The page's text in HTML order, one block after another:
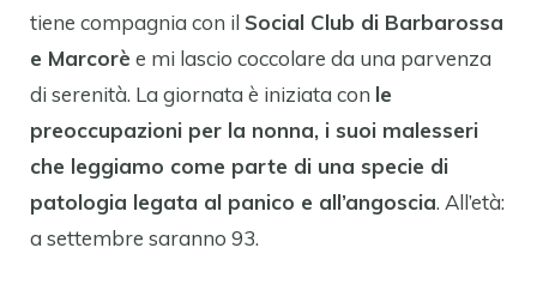
tiene compagnia con il Social Club di Barbarossa
e Marcorè e mi lascio coccolare da una parvenza
di serenità. La giornata è iniziata con le
preoccupazioni per la nonna, i suoi malesseri
che leggiamo come parte di una specie di
patologia legata al panico e all’angoscia. All’età:
a settembre saranno 93.